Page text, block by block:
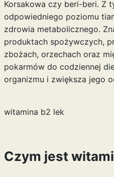
Korsakowa czy beri-beri. Z
odpowiedniego poziomu
zdrowia metabolicznego.
produktach spożywczych,
zbożach, orzechach oraz
pokarmów do codziennej
organizmu i zwiększa jego
witamina b2 lek
Czym jest